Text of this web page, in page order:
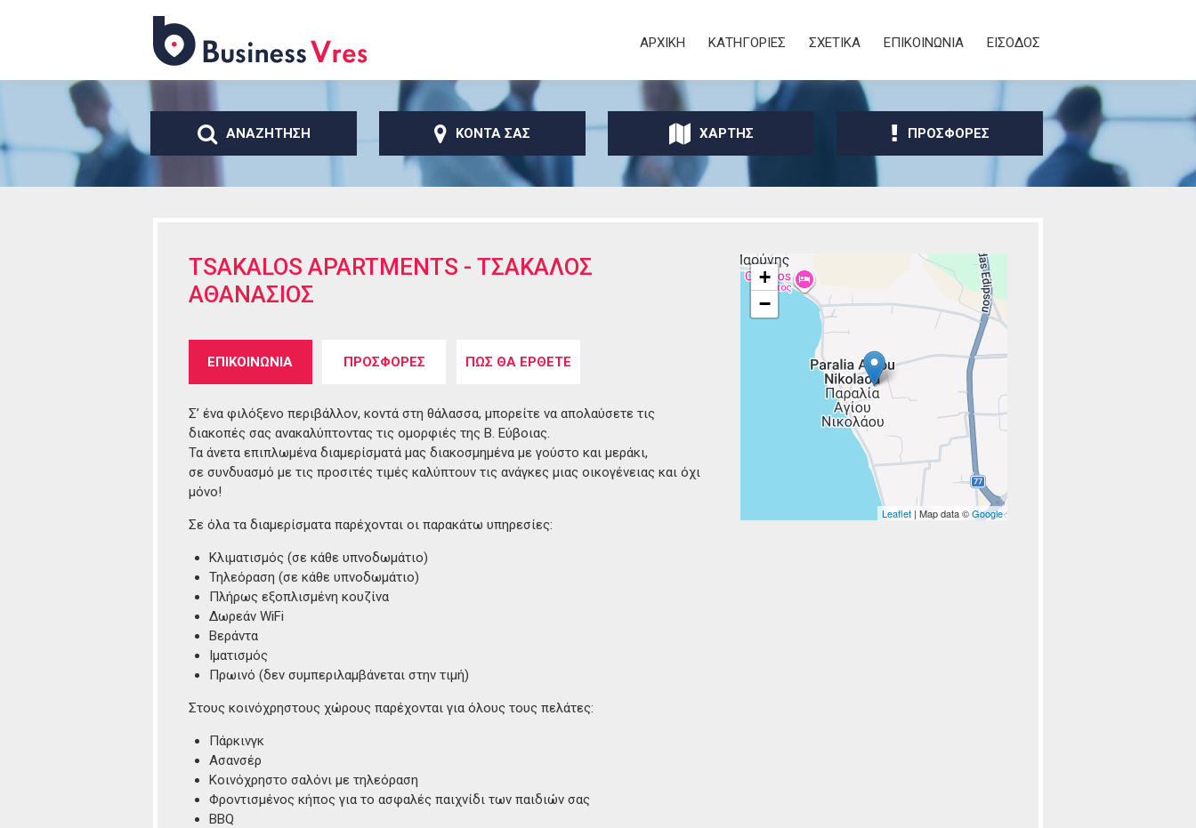
κυρίως περιεχόμενο
Business
Vres
Secondary
ΑΡΧΙΚΗ ΚΑΤΗΓΟΡΙΕΣ ΣΧΕΤΙΚΑ ΕΠΙΚΟΙΝΩΝΙΑ ΕΙΣΟΔΟΣ
ΑΝΑΖΗΤΗΣΗ ΚΟΝΤΑ ΣΑΣ ΧΑΡΤΗΣ ΠΡΟΣΦΟΡΕΣ
TSAKALOS APARTMENTS - ΤΣΑΚΑΛΟΣ
ΑΘΑΝΑΣΙΟΣ
Tabs group καταχώρησης
ΕΠΙΚΟΙΝΩΝΙΑ
καρτέλα)
ΠΡΟΣΦΟΡΕΣ ΠΩΣ ΘΑ ΕΡΘΕΤΕ
Σ’ ένα φιλόξενο περιβάλλον, κοντά στη θάλασσα, μπορείτε να απολαύσετε τις
διακοπές σας ανακαλύπτοντας τις ομορφιές της Β. Εύβοιας.
Τα άνετα επιπλωμένα διαμερίσματά μας διακοσμημένα με γούστο και μεράκι,
σε συνδυασμό με τις προσιτές τιμές καλύπτουν τις ανάγκες μιας οικογένειας και όχι
μόνο!
Σε όλα τα διαμερίσματα παρέχονται οι παρακάτω υπηρεσίες:
Κλιματισμός (σε κάθε υπνοδωμάτιο)
Τηλεόραση (σε κάθε υπνοδωμάτιο)
Πλήρως εξοπλισμένη κουζίνα
Δωρεάν WiFi
Βεράντα
Ιματισμός
Πρωινό (δεν συμπεριλαμβάνεται στην τιμή)
Στους κοινόχρηστους χώρους παρέχονται για όλους τους πελάτες:
Πάρκινγκ
Ασανσέρ
Κοινόχρηστο σαλόνι με τηλεόραση
Φροντισμένος κήπος για το ασφαλές παιχνίδι των παιδιών σας
BBQ
+
−
Leaflet | Map data ©Google